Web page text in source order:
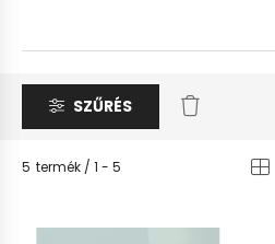
SZŰRÉS
5 termék 1 5